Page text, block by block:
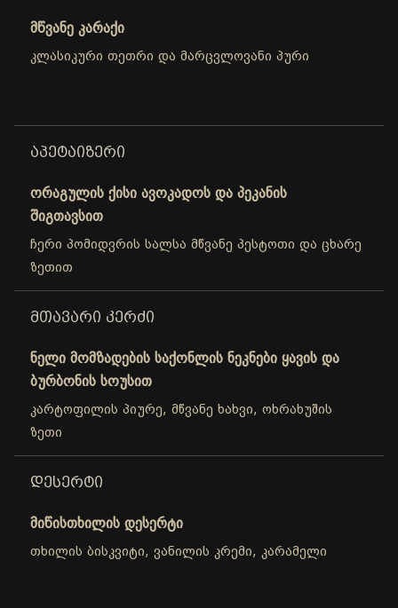
მწვანე კარაქი
კლასიკური თეთრი და მარცვლოვანი პური
ᲐᲞᲔᲢᲐᲘᲖᲔᲠᲘ
ორაგულის ქისი ავოკადოს და პეკანის
შიგთავსით
ჩერი პომიდვრის სალსა მწვანე პესტოთი და ცხარე
ზეთით
ᲛᲗᲐᲕᲐᲠᲘ ᲙᲔᲠᲫᲘ
ნელი მომზადების საქონლის ნეკნები ყავის და
ბურბონის სოუსით
კარტოფილის პიურე, მწვანე ხახვი, ოხრახუშის
ზეთი
ᲓᲔᲡᲔᲠᲢᲘ
მიწისთხილის დესერტი
თხილის ბისკვიტი, ვანილის კრემი, კარამელი